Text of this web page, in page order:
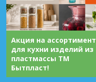
Акция на ассортимент
для кухни изделий из
пластмассы ТМ
Бытпласт!